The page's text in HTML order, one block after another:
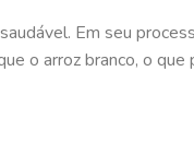
Em seu
o arroz branco, o